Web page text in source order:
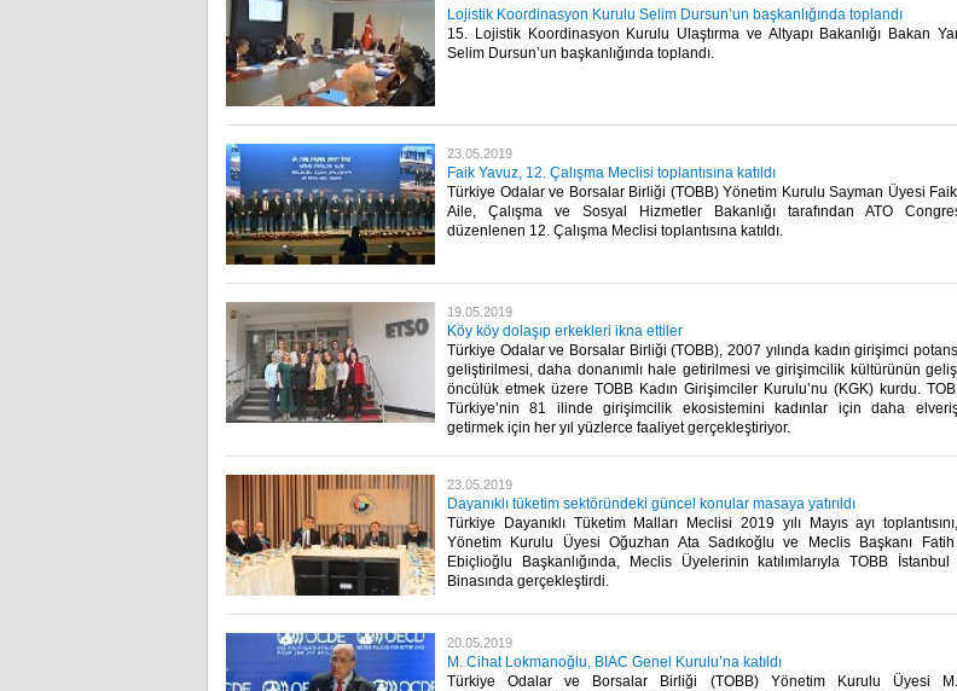
Lojistik Koordinasyon Kurulu Selim Dursun’un başkanlığında toplandı
15. Lojistik Koordinasyon Kurulu Ulaştırma ve Altyapı Bakanlığı Bakan
Selim Dursun’un başkanlığında toplandı.​
23.05.2019
Faik Yavuz, 12. Çalışma Meclisi toplantısına katıldı
Türkiye Odalar ve Borsalar Birliği (TOBB) Yönetim Kurulu Sayman Üyesi
Aile, Çalışma ve Sosyal Hizmetler Bakanlığı tarafından ATO
düzenlenen 12. Çalışma Meclisi toplantısına katıldı.​
19.05.2019
Köy köy dolaşıp erkekleri ikna ettiler
Türkiye Odalar ve Borsalar Birliği (TOBB), 2007 yılında kadın girişimci
geliştirilmesi, daha donanımlı hale getirilmesi ve girişimcilik kültürünün
öncülük etmek üzere TOBB Kadın Girişimciler Kurulu’nu (KGK) kurdu.
Türkiye’nin 81 ilinde girişimcilik ekosistemini kadınlar için daha
getirmek için her yıl yüzlerce faaliyet gerçekleştiriyor.​
23.05.2019
Dayanıklı tüketim sektöründeki güncel konular masaya yatırıldı
Türkiye Dayanıklı Tüketim Malları Meclisi 2019 yılı Mayıs ayı
Yönetim Kurulu Üyesi Oğuzhan Ata Sadıkoğlu ve Meclis Başkanı Fatih
Ebiçlioğlu Başkanlığında, Meclis Üyelerinin katılımlarıyla TOBB
Binasında gerçekleştirdi. ​
20.05.2019
M. Cihat Lokmanoğlu, BIAC Genel Kurulu’na katıldı
Türkiye Odalar ve Borsalar Birliği (TOBB) Yönetim Kurulu Üyesi